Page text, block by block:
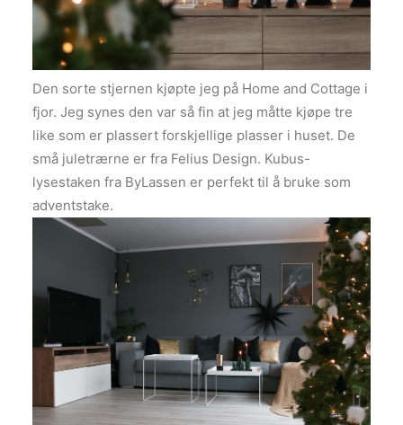
Den sorte stjernen kjøpte jeg på Home and Cottage i
fjor. Jeg synes den var så fin at jeg måtte kjøpe tre
like som er plassert forskjellige plasser i huset. De
små juletrærne er fra Felius Design. Kubus-
lysestaken fra ByLassen er perfekt til å bruke som
adventstake.